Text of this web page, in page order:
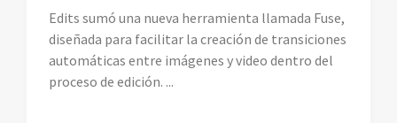
Edits sumó una nueva herramienta llamada Fuse,
diseñada para facilitar la creación de transiciones
automáticas entre imágenes y video dentro del
proceso de edición. ...